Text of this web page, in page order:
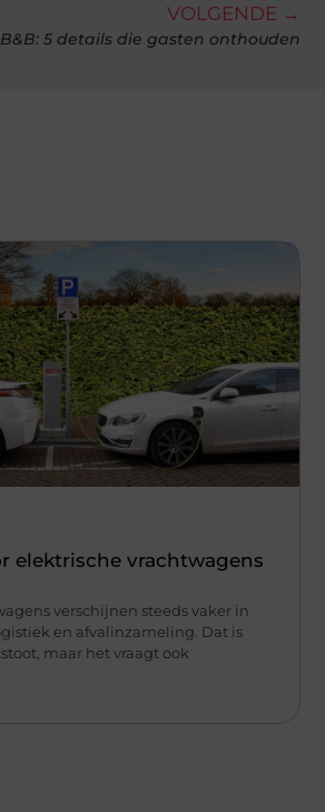
VOLGENDE →
5 details die gasten onthouden
elektrische vrachtwagens
verschijnen steeds vaker in
en afvalinzameling. Dat is
maar het vraagt ook